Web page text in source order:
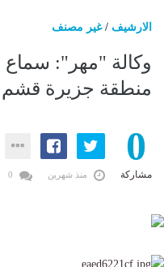
الارشيف /غير مصنف
وكالة "مهر":
منطقة جزيرة قشم
0
مشاركة منذ شهرين